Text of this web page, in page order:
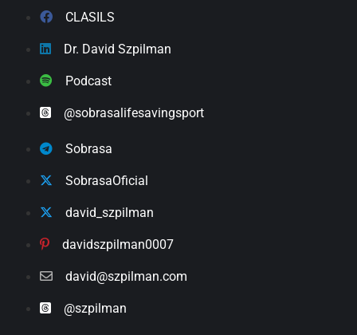
CLASILS
Dr. David Szpilman
Podcast
@sobrasalifesavingsport
Sobrasa
SobrasaOficial
david_szpilman
davidszpilman0007
david@szpilman.com
@szpilman